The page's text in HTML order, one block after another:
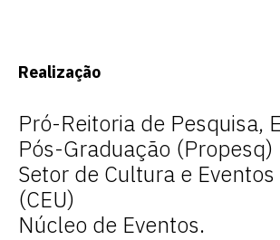
Realização
Pró-Reitoria de Pesquisa,
Pós-Graduação (Propesq)
Setor de Cultura e
(CEU)
Núcleo de Eventos.